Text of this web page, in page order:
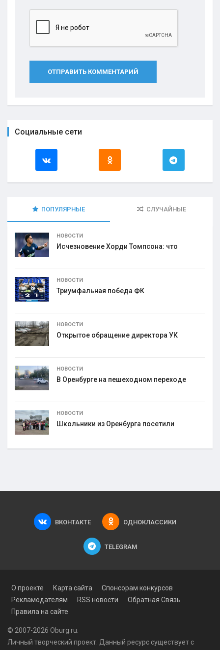
ОТПРАВИТЬ КОММЕНТАРИЙ
Социальные сети
ПОПУЛЯРНЫЕ СЛУЧАЙНЫЕ
НОВОСТИ
Исчезновение Хорди Томпсона: что
НОВОСТИ
Триумфальная победа ФК
НОВОСТИ
Открытое обращение директора УК
НОВОСТИ
В Оренбурге на пешеходном переходе
НОВОСТИ
Школьники из Оренбурга посетили
ВКОНТАКТЕ ОДНОКЛАССИКИ
TELEGRAM
О проекте Карта сайта
Спонсорам конкурсов
Рекламодателям
RSS новости
Обратная Связь
Правила на сайте
© 2007-2026 Oburg.ru.
Личный творческий проект. Данный ресурс существует с